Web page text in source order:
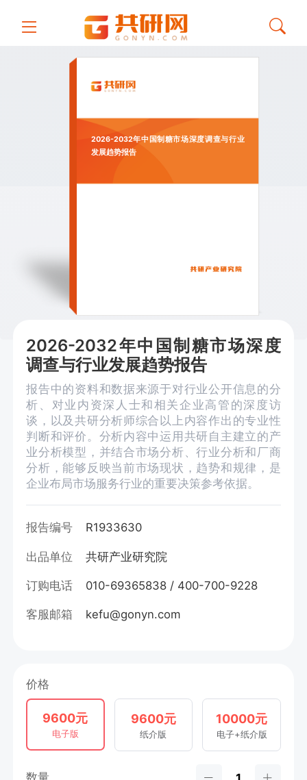
2026-2032年中国制糖市场深度调查与行业
发展趋势报告
2026-2032年中国制糖市场深度
调查与行业发展趋势报告
报告中的资料和数据来源于对行业公开信息的分
析、对业内资深人士和相关企业高管的深度访
谈，以及共研分析师综合以上内容作出的专业性
判断和评价。分析内容中运用共研自主建立的产
业分析模型，并结合市场分析、行业分析和厂商
分析，能够反映当前市场现状，趋势和规律，是
企业布局市场服务行业的重要决策参考依据。
报告编号 R1933630
出品单位 共研产业研究院
订购电话 010-69365838 / 400-700-9228
客服邮箱 kefu@gonyn.com
价格
9600元
电子版
9600元
纸介版
10000元
电子+纸介版